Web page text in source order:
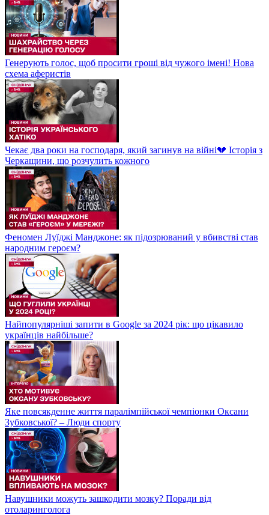
Генерують голос, щоб просити гроші від чужого імені! Нова
схема аферистів
Чекає два роки на господаря, який загинув на війні💔 Історія з
Черкащини, що розчулить кожного
Феномен Луїджі Манджоне: як підозрюваний у вбивстві став
народним героєм?
Найпопулярніші запити в Google за 2024 рік: що цікавило
українців найбільше?
Яке повсякденне життя паралімпійської чемпіонки Оксани
Зубковської? – Люди спорту
Навушники можуть зашкодити мозку? Поради від
отоларинголога